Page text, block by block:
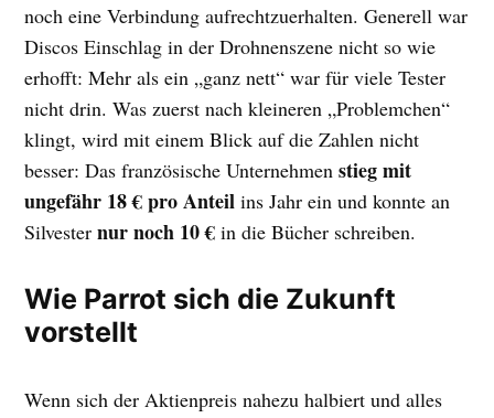
noch eine Verbindung aufrechtzuerhalten. Generell war
Discos Einschlag in der Drohnenszene nicht so wie
erhofft: Mehr als ein „ganz nett“ war für viele Tester
nicht drin. Was zuerst nach kleineren „Problemchen“
klingt, wird mit einem Blick auf die Zahlen nicht
besser: Das französische Unternehmenstieg mit
ungefähr 18 € pro Anteil ins Jahr ein und konnte an
Silvesternur noch 10 € in die Bücher schreiben.
Wie Parrot sich die Zukunft
vorstellt
Wenn sich der Aktienpreis nahezu halbiert und alles